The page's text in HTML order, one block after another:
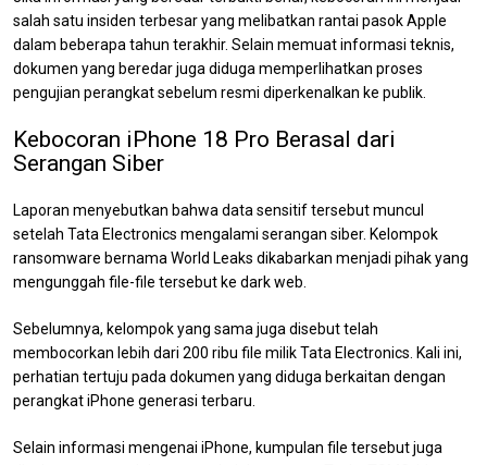
salah satu insiden terbesar yang melibatkan rantai pasok Apple
dalam beberapa tahun terakhir. Selain memuat informasi teknis,
dokumen yang beredar juga diduga memperlihatkan proses
pengujian perangkat sebelum resmi diperkenalkan ke publik.
Kebocoran iPhone 18 Pro Berasal dari
Serangan Siber
Laporan menyebutkan bahwa data sensitif tersebut muncul
setelah Tata Electronics mengalami serangan siber. Kelompok
ransomware bernama World Leaks dikabarkan menjadi pihak yang
mengunggah file-file tersebut ke dark web.
Sebelumnya, kelompok yang sama juga disebut telah
membocorkan lebih dari 200 ribu file milik Tata Electronics. Kali ini,
perhatian tertuju pada dokumen yang diduga berkaitan dengan
perangkat iPhone generasi terbaru.
Selain informasi mengenai iPhone, kumpulan file tersebut juga